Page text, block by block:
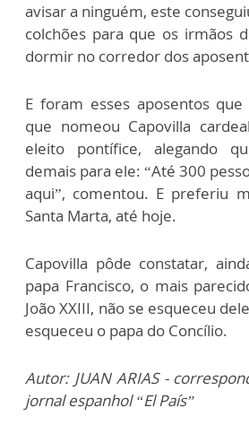
avisar a ninguém, este
colchões para que os irmãos
dormir no corredor dos
E foram esses aposentos que
que nomeou Capovilla
eleito pontífice, alegando
demais para ele: “Até 300
aqui”, comentou. E preferiu
Santa Marta, até hoje.
Capovilla pôde constatar,
papa Francisco, o mais
João XXIII, não se esqueceu
esqueceu o papa do Concílio.
Autor: JUAN ARIAS -
jornal espanhol “El País”